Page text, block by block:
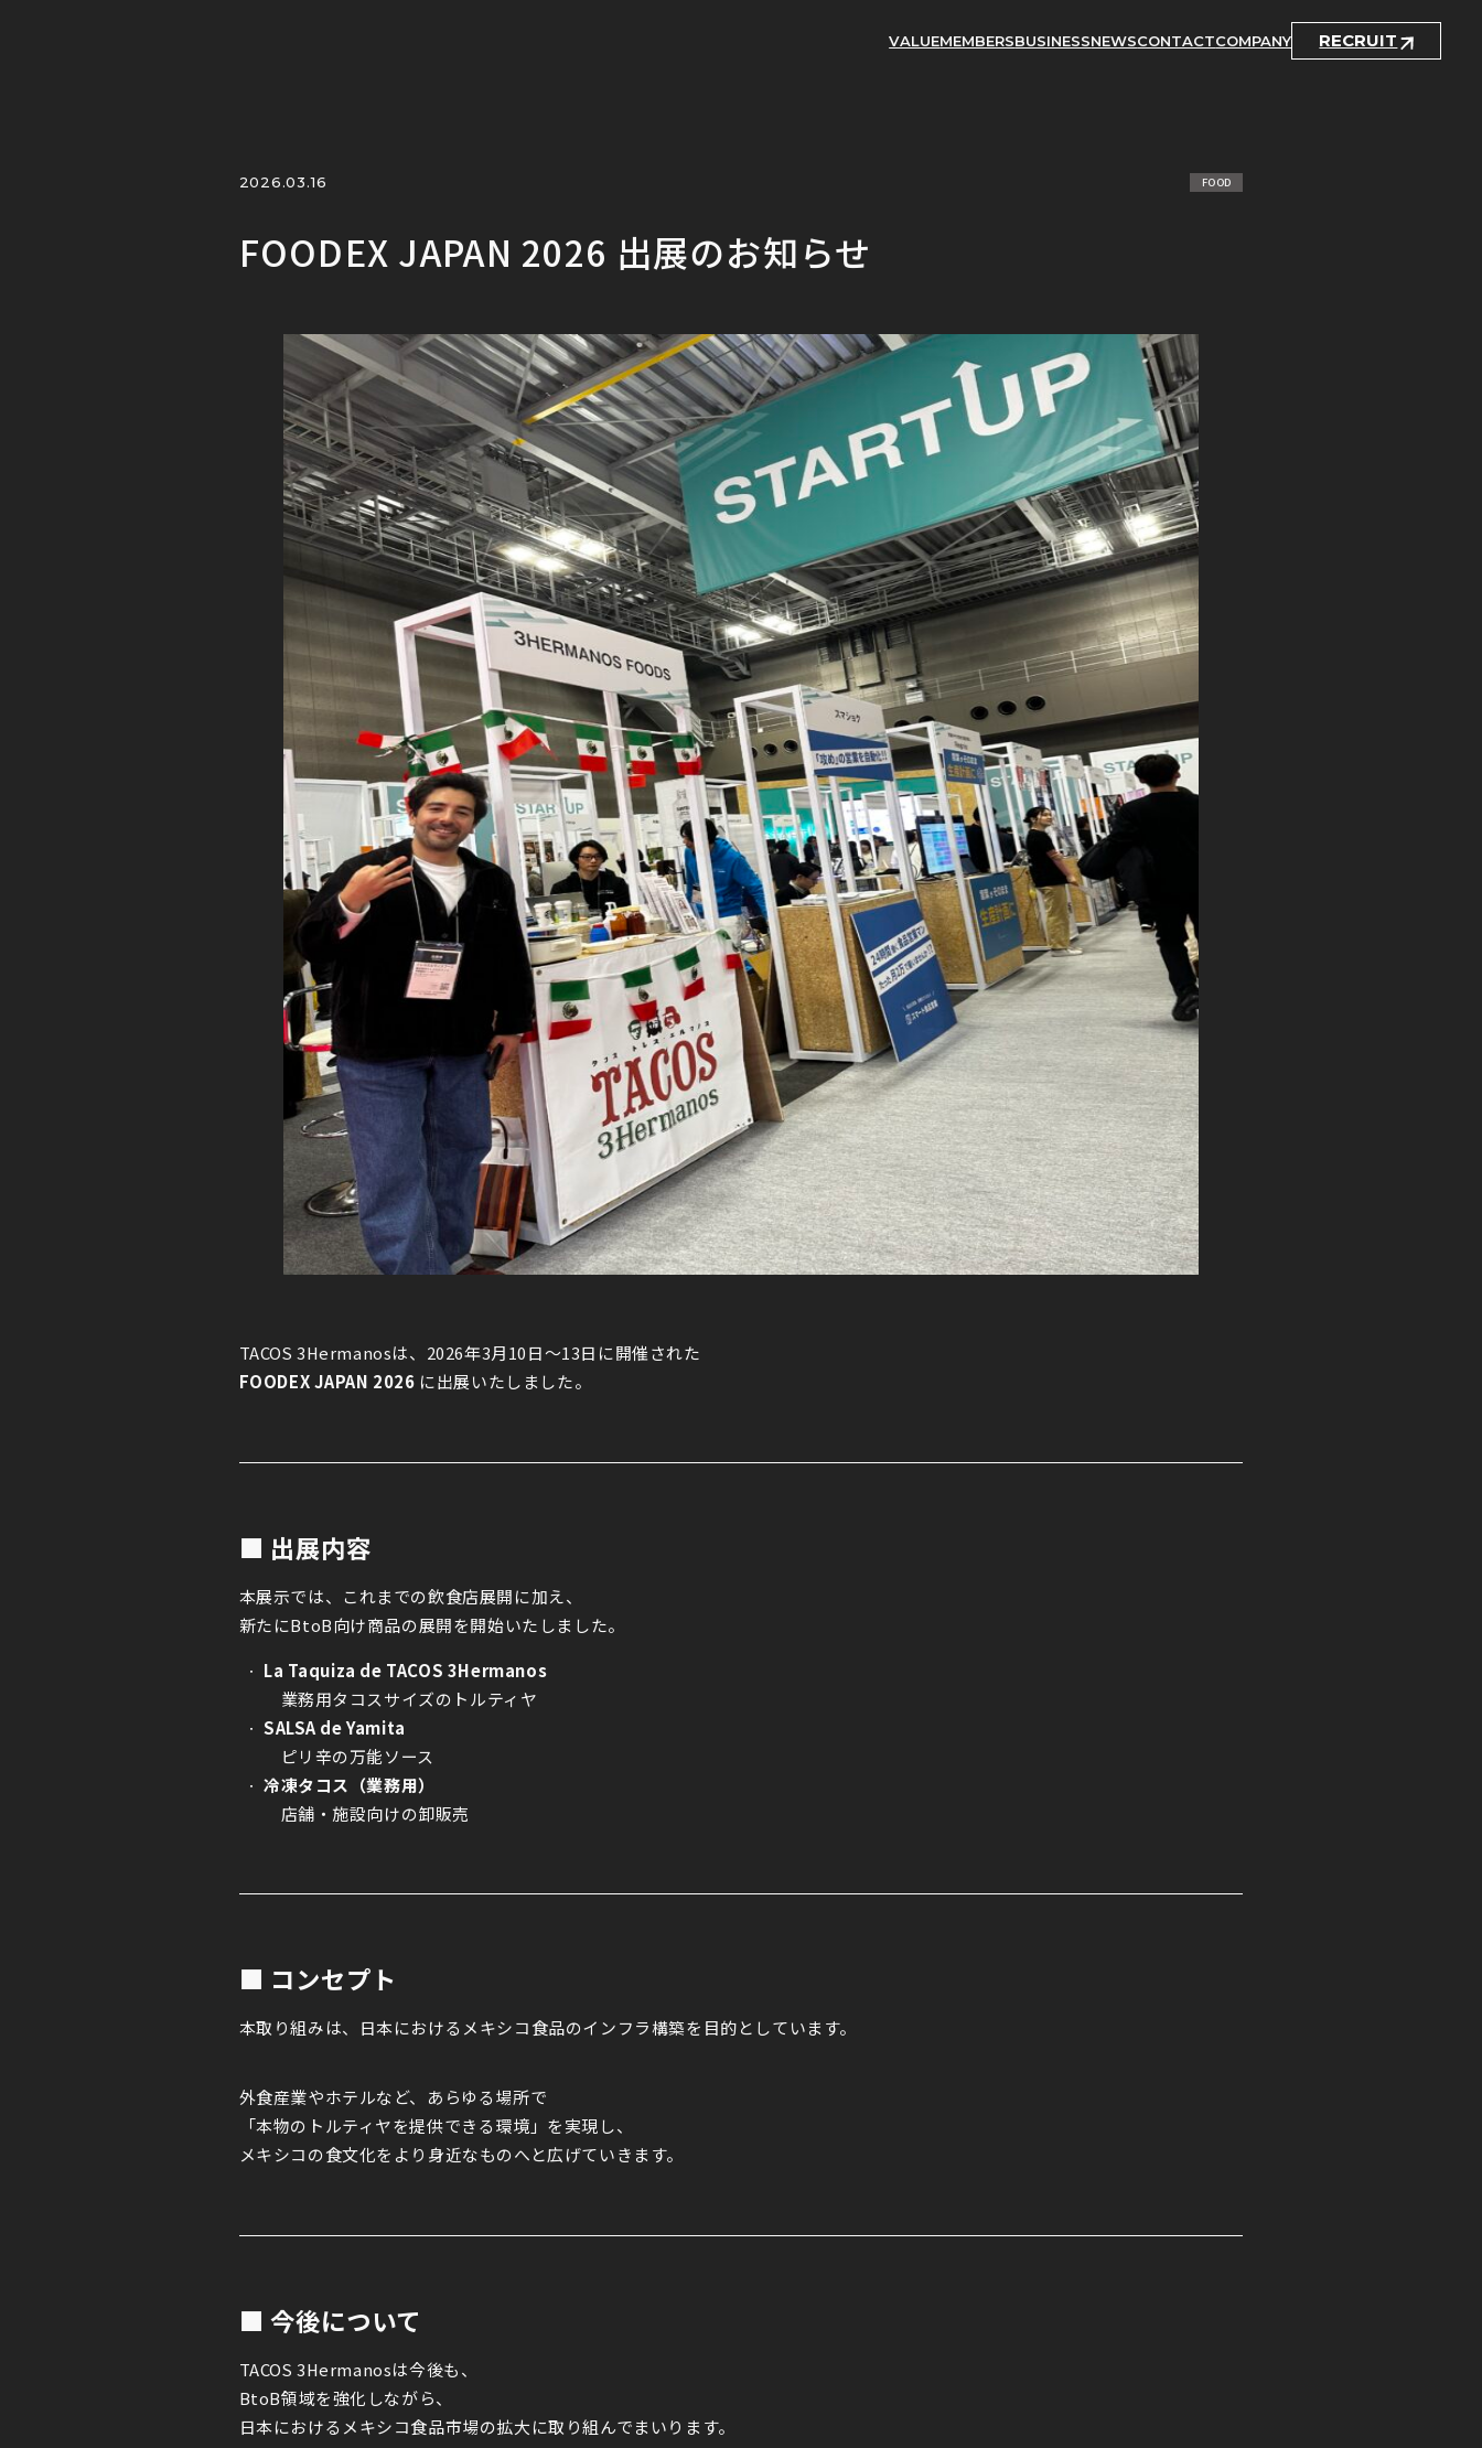
VALUEMEMBERSBUSINESSNEWSCONTACTCOMPANY RECRUIT
2026.03.16 FOOD
FOODEX JAPAN 2026 出展のお知らせ
TACOS 3Hermanosは、2026年3月10日〜13日に開催された
FOODEX JAPAN 2026 に出展いたしました。
■ 出展内容
本展示では、これまでの飲食店展開に加え、
新たにBtoB向け商品の展開を開始いたしました。
La Taquiza de TACOS 3Hermanos
業務用タコスサイズのトルティヤ
SALSA de Yamita
ピリ辛の万能ソース
冷凍タコス（業務用）
店舗・施設向けの卸販売
■ コンセプト
本取り組みは、日本におけるメキシコ食品のインフラ構築を目的としています。
外食産業やホテルなど、あらゆる場所で
「本物のトルティヤを提供できる環境」を実現し、
メキシコの食文化をより身近なものへと広げていきます。
■ 今後について
TACOS 3Hermanosは今後も、
BtoB領域を強化しながら、
日本におけるメキシコ食品市場の拡大に取り組んでまいります。